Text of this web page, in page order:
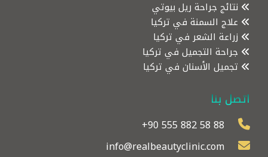
نتائج جراحة ريل بيوتي
علاج السمنة في تركيا
زراعة الشعر في تركيا
جراحة التجميل في تركيا
تجميل الأسنان في تركيا
اتصل بنا
+90 555 882 58 88
info@realbeautyclinic.com